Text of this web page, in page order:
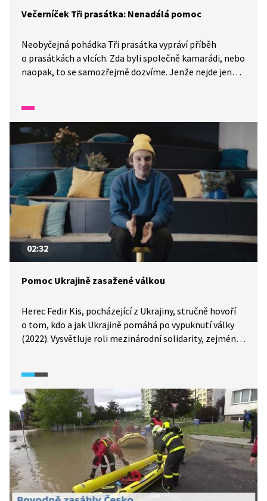
Večerníček Tři prasátka: Nenadálá pomoc
Neobyčejná pohádka Tři prasátka vypráví příběh
o prasátkách a vlcích. Zda byli společně kamarádi, nebo
naopak, to se samozřejmě dozvíme. Jenže nejde jen
sami.
02:32
Pomoc Ukrajině zasažené válkou
Herec Fedir Kis, pocházející z Ukrajiny, stručně hovoří
o tom, kdo a jak Ukrajině pomáhá po vypuknutí války
(2022). Vysvětluje roli mezinárodní solidarity, zejména
osobní rozměr pomoci, že zapojit se mohou nejen
státy, ale i jednotlivci, například prostřednictvím
kulturních akcí, veřejných vystoupení nebo drobných
iniciativ.